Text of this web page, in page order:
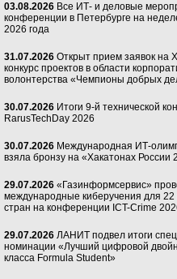
03.08.2026 Все ИТ- и деловые
конференции в Петербурге на
2026 года
31.07.2026 Открыт прием заявок на
конкурс проектов в области
волонтерства «Чемпионы добрых
30.07.2026 Итоги 9-й технической
RarusTechDay 2026
30.07.2026 Международная ИТ-
взяла бронзу на «Хакатонах России
29.07.2026 «Газинформсервис»
международные киберучения для 22
стран на конференции ICT-Crime
29.07.2026 ЛАНИТ подвел итоги
номинации «Лучший цифровой
класса Formula Student»